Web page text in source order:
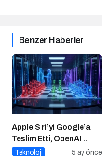
Benzer Haberler
Apple Siri’yi Google’a
Teslim Etti, OpenAI
Bilgisayar Kullanmaya
Teknoloji 5 ay önce